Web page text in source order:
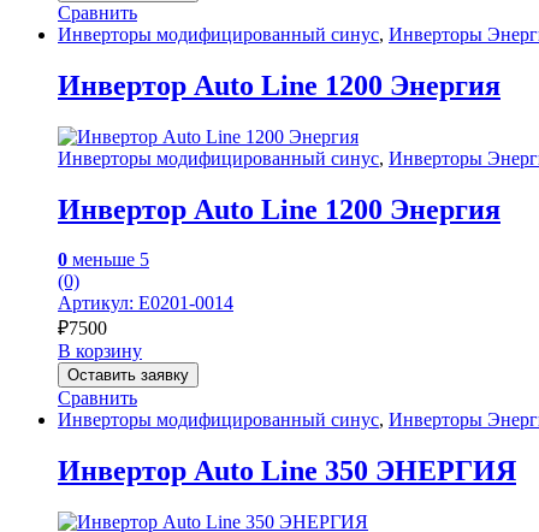
Сравнить
Инверторы модифицированный синус, Инверторы
Инвертор Auto Line 1200 Энергия
Инверторы модифицированный синус, Инверторы
Инвертор Auto Line 1200 Энергия
0 меньше 5
(0)
Артикул: Е0201-0014
₽7500
В корзину
Оставить заявку
Сравнить
Инверторы модифицированный синус, Инверторы
Инвертор Auto Line 350 ЭНЕРГИЯ